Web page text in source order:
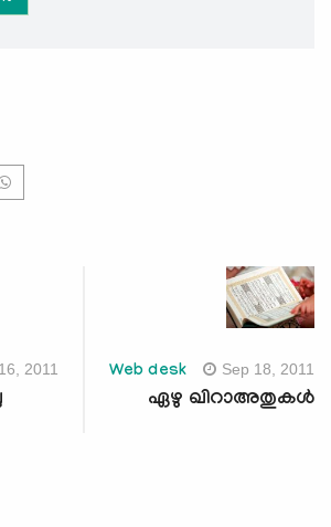
2011 Web desk Sep 18, 2011
ഏഴു ഖിറാഅതുകള്‍